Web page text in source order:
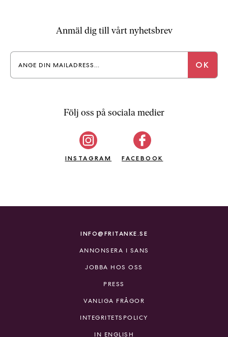
Anmäl dig till vårt nyhetsbrev
Följ oss på sociala medier
INSTAGRAM FACEBOOK
INFO@FRITANKE.SE
ANNONSERA I SANS
JOBBA HOS OSS
PRESS
VANLIGA FRÅGOR
INTEGRITETSPOLICY
IN ENGLISH